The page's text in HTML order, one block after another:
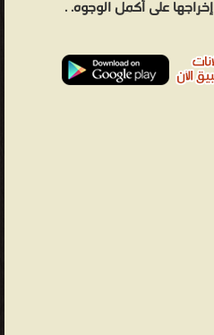
إخراجها على أكمل الوجوه. .